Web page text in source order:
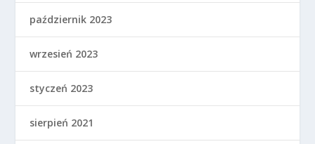
październik 2023
wrzesień 2023
styczeń 2023
sierpień 2021